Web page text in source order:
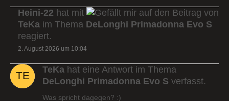
Heini-22 hat mit
auf den Beitrag von
TeKa im Thema DeLonghi Primadonna Evo S
reagiert.
2. August 2026 um 10:04
TeKa hat eine Antwort im Thema
DeLonghi Primadonna Evo S verfasst.
Was spricht dagegen? :)